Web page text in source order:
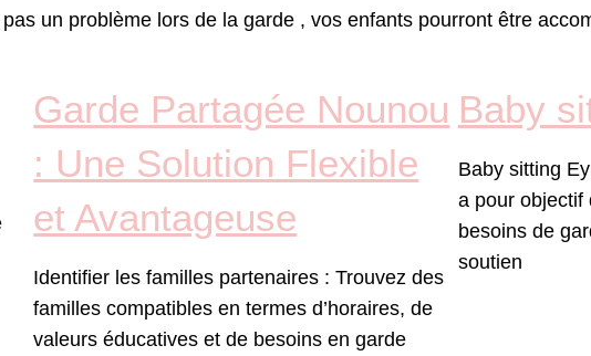
un problème lors de la garde , vos enfants pourront être
Garde Partagée Nounou
: Une Solution Flexible
et Avantageuse
Identifier les familles partenaires : Trouvez des
familles compatibles en termes d’horaires, de
valeurs éducatives et de besoins en garde
Baby
Baby sitting
a pour objectif
besoins de
soutien